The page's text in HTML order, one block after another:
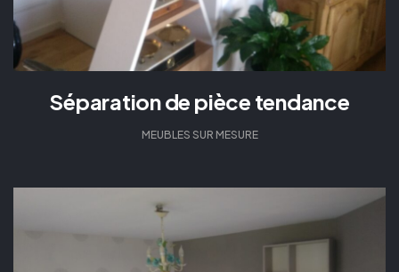
Séparation de pièce tendance
MEUBLES SUR MESURE